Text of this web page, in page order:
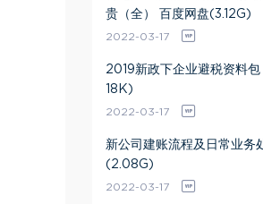
贵（全） 百度网盘(3.12G)
2022-03-17
2019新政下企业避税资料
18K)
2022-03-17
新公司建账流程及日常业务
(2.08G)
2022-03-17